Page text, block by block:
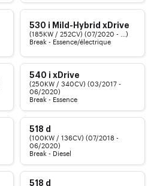
530 i Mild-Hybrid xDrive
(185KW / 252CV) (07/2020 - ...)
Break - Essence/électrique
540 i xDrive
(250KW / 340CV) (03/2017 -
06/2020)
Break - Essence
518 d
(100KW / 136CV) (07/2018 -
06/2020)
Break - Diesel
518 d